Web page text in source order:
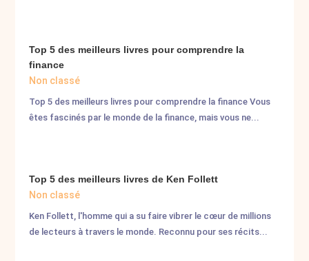
Top 5 des meilleurs livres pour comprendre la
finance
Non classé
Top 5 des meilleurs livres pour comprendre la finance Vous
êtes fascinés par le monde de la finance, mais vous ne...
Top 5 des meilleurs livres de Ken Follett
Non classé
Ken Follett, l'homme qui a su faire vibrer le cœur de millions
de lecteurs à travers le monde. Reconnu pour ses récits...